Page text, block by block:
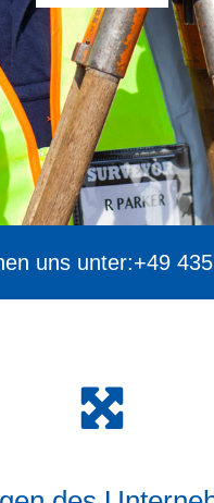
uns unter:+49